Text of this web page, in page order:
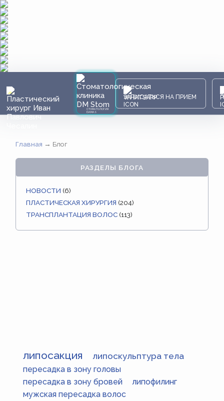
СТОМАТОЛОГИЯ
DAMAS
ЗАПИСАТЬСЯ НА ПРИЕМ
Главная → Блог
РАЗДЕЛЫ БЛОГА
НОВОСТИ (6)
ПЛАСТИЧЕСКАЯ ХИРУРГИЯ (204)
ТРАНСПЛАНТАЦИЯ ВОЛОС (113)
липосакция липоскульптура тела
пересадка в зону головы
пересадка в зону бровей
липофилинг
мужская пересадка волос